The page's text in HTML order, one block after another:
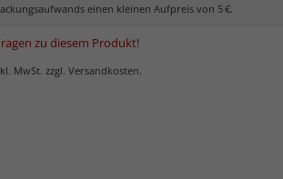
einen kleinen Aufpreis von 5 €.
zu diesem Produkt!
MwSt. zzgl. Versandkosten.